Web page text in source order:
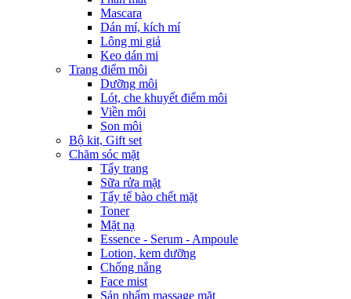
Mascara
Dán mí, kích mí
Lông mi giả
Keo dán mi
Trang điểm môi
Dưỡng môi
Lót, che khuyết điểm môi
Viền môi
Son môi
Bộ kit, Gift set
Chăm sóc mặt
Tẩy trang
Sữa rửa mặt
Tẩy tế bào chết mặt
Toner
Mặt nạ
Essence - Serum - Ampoule
Lotion, kem dưỡng
Chống nắng
Face mist
Sản phẩm massage mặt